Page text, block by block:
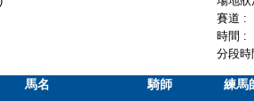
賽道 :
時間 :
分段
馬名 騎師 練馬